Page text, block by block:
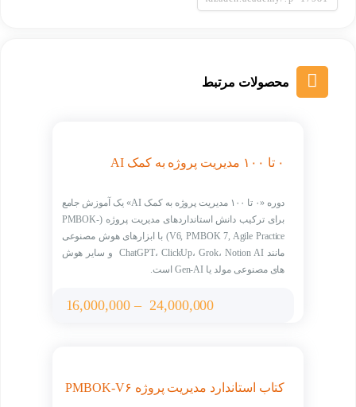
محصولات مرتبط
۰ تا ۱۰۰ مدیریت پروژه به کمک AI
دوره «۰ تا ۱۰۰ مدیریت پروژه به کمک AI» یک آموزش جامع
برای ترکیب دانش استانداردهای مدیریت پروژه (PMBOK-
V6, PMBOK 7, Agile Practice) با ابزارهای هوش مصنوعی
مانند ChatGPT، ClickUp، Grok، Notion AI و سایر هوش
های مصنوعی مولد یا Gen-AI است.
24,000,000
–
16,000,000
کتاب استاندارد مدیریت پروژه PMBOK-V۶